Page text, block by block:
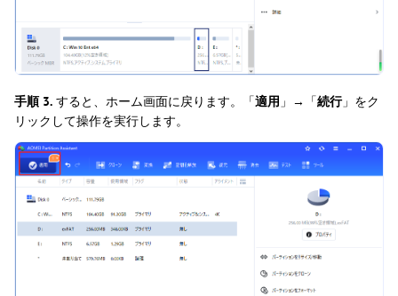
手順 3. すると、ホーム画面に戻ります。「適用 」→「続行」をク
リックして操作を実行します。